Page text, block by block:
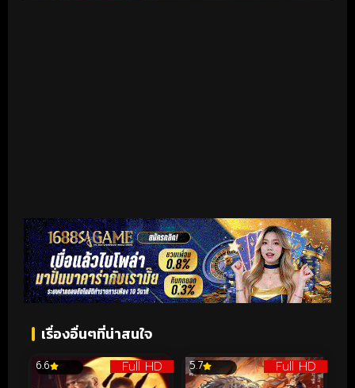
เรื่องอื่นๆที่น่าสนใจ
Full HD
6.6 Full HD
5.7